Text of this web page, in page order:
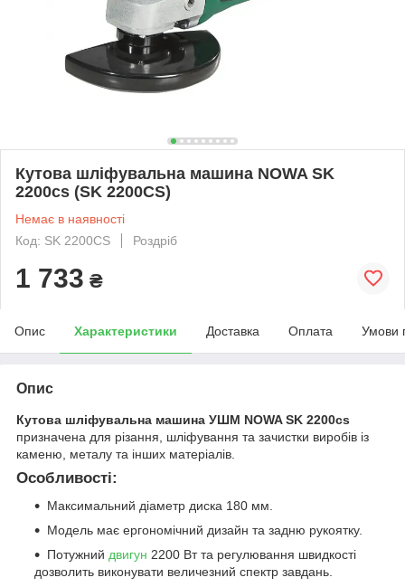
Кутова шліфувальна машина NOWA SK
2200cs (SK 2200CS)
Немає в наявності
Код: SK 2200CS
Роздріб
1 733 ₴
Опис Характеристики Доставка Оплата Умови
Опис
Кутова шліфувальна машина УШМ NOWA SK 2200cs
призначена для різання, шліфування та зачистки виробів із
каменю, металу та інших матеріалів.
Особливості:
Максимальний діаметр диска 180 мм.
Модель має ергономічний дизайн та задню рукоятку.
Потужний двигун 2200 Вт та регулювання швидкості
дозволить виконувати величезний спектр завдань.